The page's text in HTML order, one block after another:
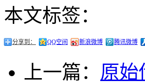
本文标签：
分享到： QQ空间 新浪微博 腾讯微博
上一篇： 原始